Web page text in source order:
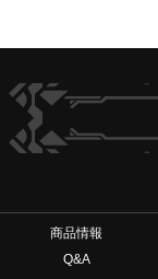
ヴァンガードch
商品情報
Q&A